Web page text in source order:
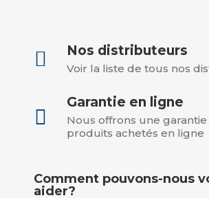
 Nos distributeurs
Voir la liste de tous nos

Garantie en ligne
Nous offrons une
produits achetés en ligne
Comment pouvons-nous
aider?